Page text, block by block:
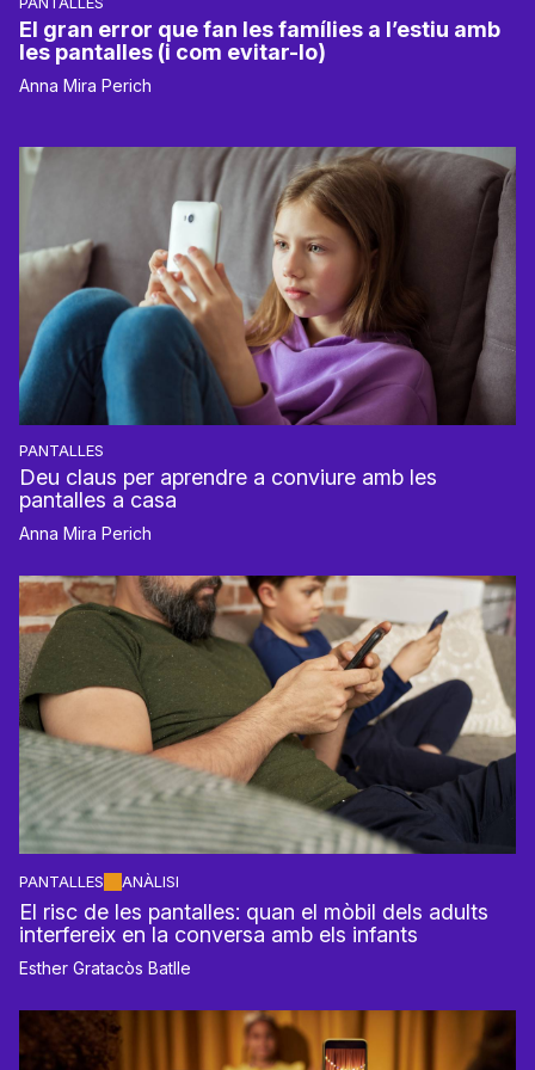
El gran error que fan les famílies a l’estiu amb
les pantalles (i com evitar-lo)
Anna Mira Perich
PANTALLES
Deu claus per aprendre a conviure amb les
pantalles a casa
Anna Mira Perich
PANTALLES ANÀLISI
El risc de les pantalles: quan el mòbil dels adults
interfereix en la conversa amb els infants
Esther Gratacòs Batlle